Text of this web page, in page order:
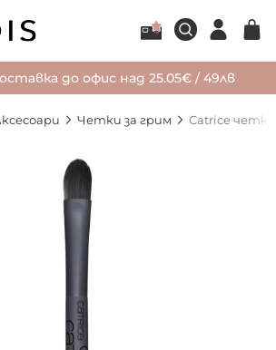
до офис над 25.05€ / 49лв
Четки за грим Catrice